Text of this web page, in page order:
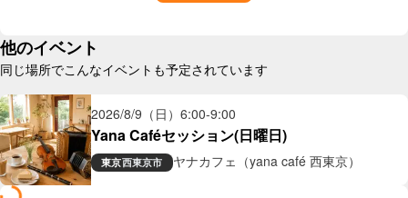
他のイベント
同じ場所でこんなイベントも予定されています
2026/8/9（日） 6:00-9:00
Yana Caféセッション(日曜日)
東京西東京市 ヤナカフェ（yana café 西東京）